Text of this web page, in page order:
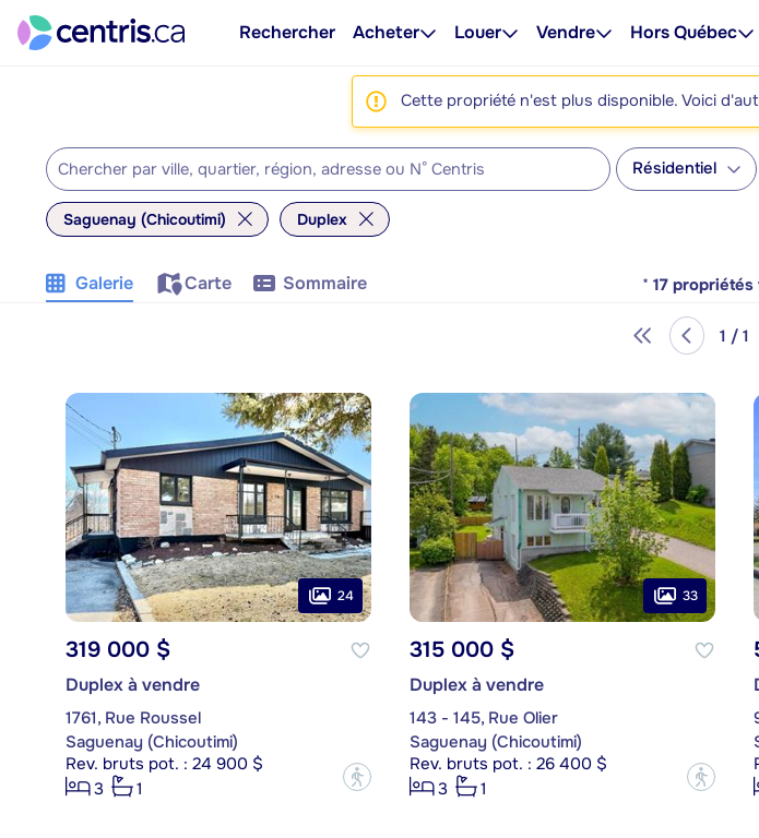
Rechercher Acheter Louer Vendre Hors Québec
Cette propriété n'est plus disponible. Voici
Résidentiel
Saguenay (Chicoutimi) Duplex
Galerie Carte Sommaire * 17 propriétés
1 / 1
24
319 000 $
Duplex à vendre
1761, Rue Roussel
Saguenay (Chicoutimi)
Rev. bruts pot. : 24 900 $
3
1
?
33
315 000 $
Duplex à vendre
143 - 145, Rue Olier
Saguenay (Chicoutimi)
Rev. bruts pot. : 26 400 $
3
1
?